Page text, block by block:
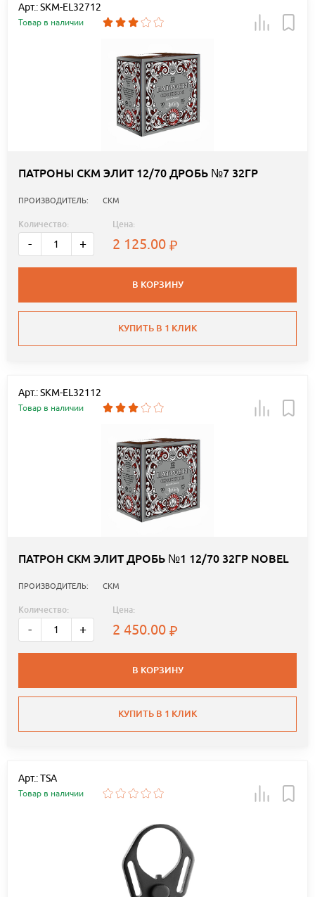
Арт.: SKM-EL32712
Товар в наличии
ПАТРОНЫ СКМ ЭЛИТ 12/70 ДРОБЬ №7 32ГР
ПРОИЗВОДИТЕЛЬ: СКМ
Количество:
- +
Цена:
2 125.00
В КОРЗИНУ
КУПИТЬ В 1 КЛИК
Арт.: SKM-EL32112
Товар в наличии
ПАТРОН СКМ ЭЛИТ ДРОБЬ №1 12/70 32ГР NOBEL
ПРОИЗВОДИТЕЛЬ: СКМ
Количество:
- +
Цена:
2 450.00
В КОРЗИНУ
КУПИТЬ В 1 КЛИК
Арт.: TSA
Товар в наличии